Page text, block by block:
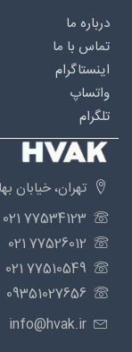
درباره‌ ما
تماس با ما
اینستاگرام
واتساپ
تلگرام
تهران، خیابان
77534123 021
77526012 021
77510549 021
09351027656
info@hvak.ir